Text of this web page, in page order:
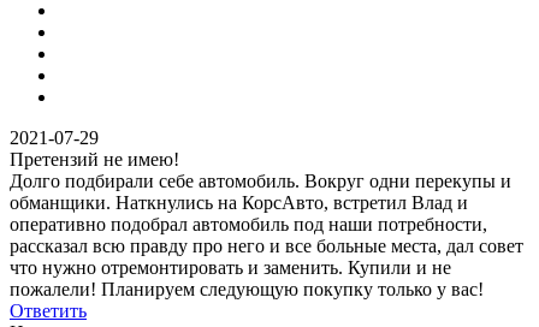
2021-07-29
Претензий не имею!
Долго подбирали себе автомобиль. Вокруг одни перекупы и
обманщики. Наткнулись на КорсАвто, встретил Влад и
оперативно подобрал автомобиль под наши потребности,
рассказал всю правду про него и все больные места, дал совет
что нужно отремонтировать и заменить. Купили и не
пожалели! Планируем следующую покупку только у вас!
Ответить